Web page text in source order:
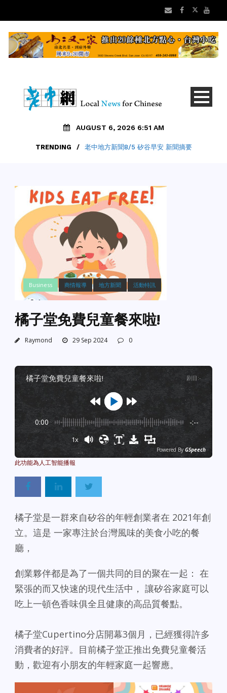
AUGUST 6, 2026 6:51 AM
TRENDING / 老中地方新聞8/5 矽谷早安 新聞摘要
Business 商情報導 地方新聞 活動特訊
橘子堂免費兒童餐來啦!
Raymond 29 Sep 2024 0
橘子堂免費兒童餐來啦! 剧目 :-
0:00 -:--
1x
Powered By GSpeech
橘子堂是一群來自矽谷的年輕創業者在 2021年創
立。這是 一家專注於台灣風味的美食小吃的餐
廳，
創業夥伴都是為了一個共同的目的聚在一起： 在
緊張的而又快速的現代生活中， 讓矽谷家庭可以
吃上一頓色香味俱全且健康的高品質餐點。
橘子堂Cupertino分店開幕3個月，已經獲得許多
消費者的好評。目前橘子堂正推出免費兒童餐活
動，歡迎有小朋友的年輕家庭一起響應。